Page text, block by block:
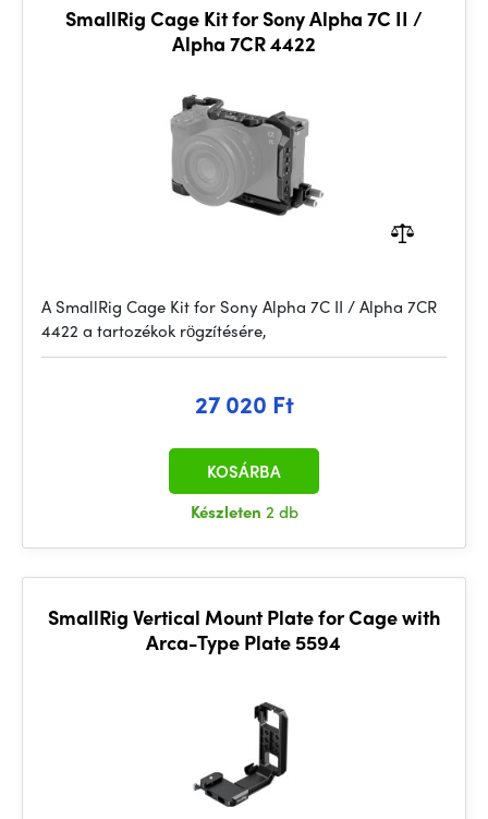
SmallRig Cage Kit for Sony Alpha 7C II /
Alpha 7CR 4422
A SmallRig Cage Kit for Sony Alpha 7C II / Alpha 7CR
4422 a tartozékok rögzítésére,
27 020 Ft
Készleten 2 db
KOSÁRBA
SmallRig Vertical Mount Plate for Cage with
Arca-Type Plate 5594